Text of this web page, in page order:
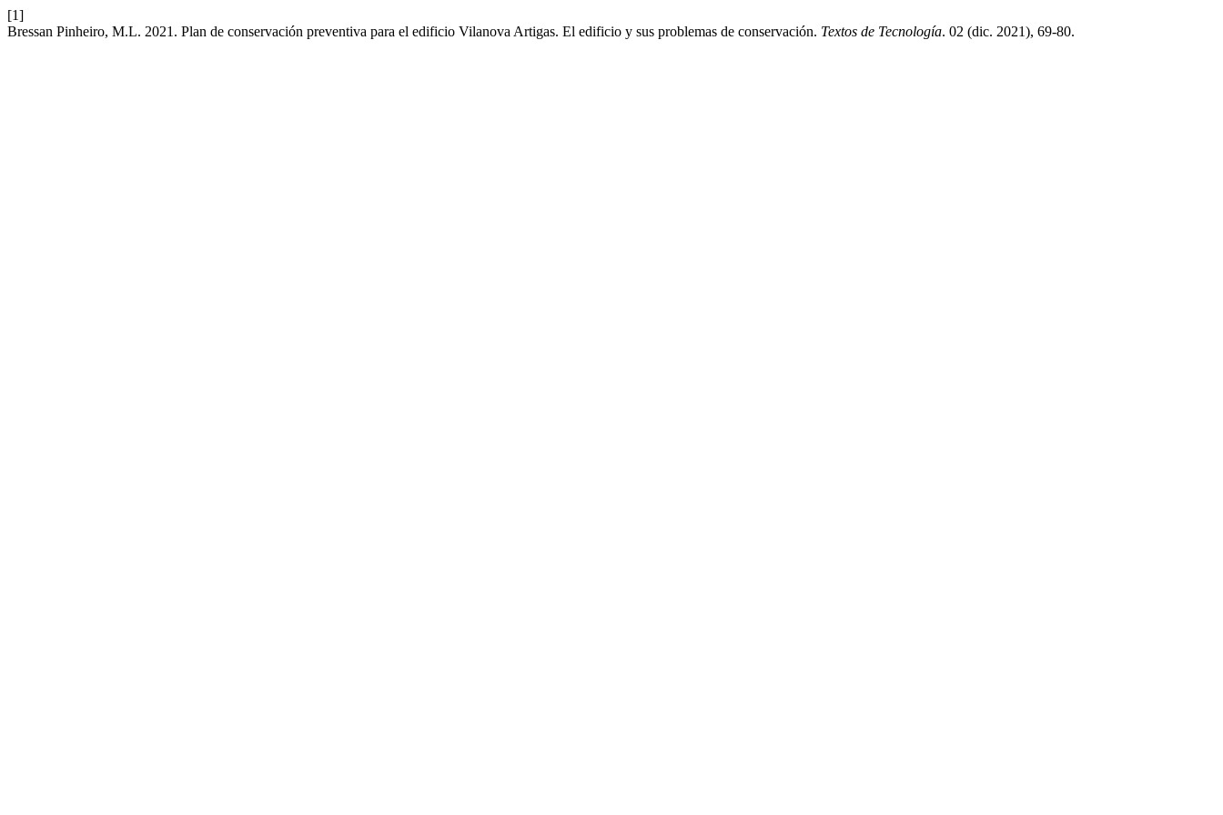
[1]
Bressan Pinheiro, M.L. 2021. Plan de conservación preventiva para el edificio Vilanova Artigas. El edificio y sus problemas de conservación. Textos de Tecnología. 02 (dic. 2021), 69-80.